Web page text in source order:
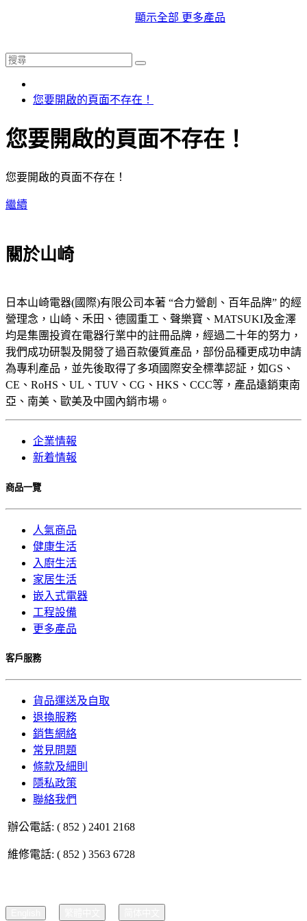
顯示全部 更多產品
您要開啟的頁面不存在！
您要開啟的頁面不存在！
您要開啟的頁面不存在！
繼續
關於山崎
日本山崎電器(國際)有限公司本著 “合力營創、百年品牌” 的經
營理念，山崎、禾田、德國重工、聲樂寶、MATSUKI及金澤
均是集團投資在電器行業中的註冊品牌，經過二十年的努力，
我們成功研製及開發了過百款優質產品，部份品種更成功申請
為專利產品，並先後取得了多項國際安全標準認証，如GS、
CE、RoHS、UL、TUV、CG、HKS、CCC等，產品遠銷東南
亞、南美、歐美及中國內銷市場。
企業情報
新着情報
商品一覽
人氣商品
健康生活
入廚生活
家居生活
嵌入式電器
工程設備
更多產品
客戶服務
貨品運送及自取
退換服務
銷售網絡
常見問題
條款及細則
隱私政策
聯絡我們
辦公電話: ( 852 ) 2401 2168
維修電話: ( 852 ) 3563 6728